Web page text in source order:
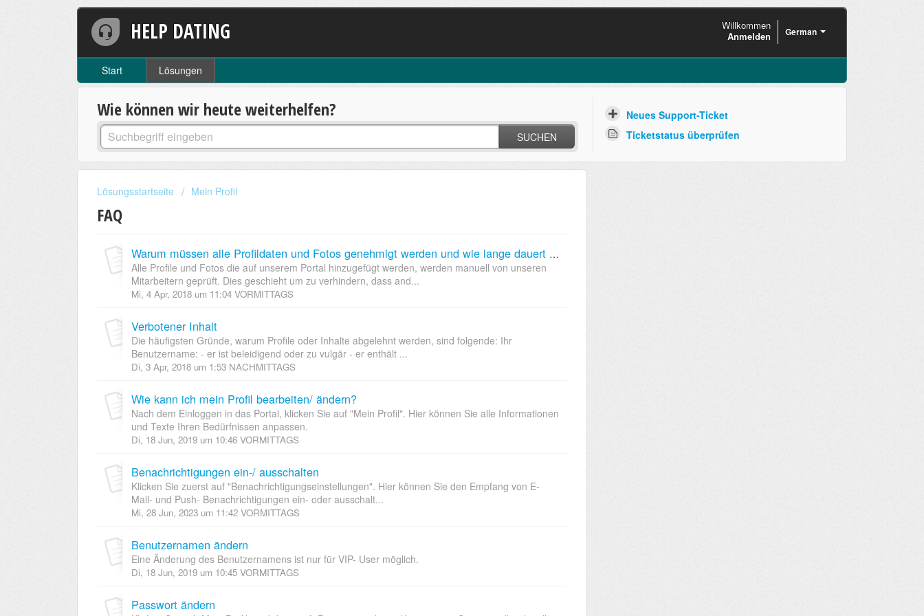
HELP DATING German
Willkommen
Anmelden
Start Lösungen
Wie können wir heute weiterhelfen?
SUCHEN
Neues Support-Ticket
Ticketstatus überprüfen
Lösungsstartseite Mein Profil
FAQ
Warum müssen alle Profildaten und Fotos genehmigt werden und wie lange dauert dies?
Alle Profile und Fotos die auf unserem Portal hinzugefügt werden, werden manuell von unseren
Mitarbeitern geprüft. Dies geschieht um zu verhindern, dass and...
Mi, 4 Apr, 2018 um 11:04 VORMITTAGS
Verbotener Inhalt
Die häufigsten Gründe, warum Profile oder Inhalte abgelehnt werden, sind folgende: Ihr
Benutzername: - er ist beleidigend oder zu vulgär - er enthält ...
Di, 3 Apr, 2018 um 1:53 NACHMITTAGS
Wie kann ich mein Profil bearbeiten/ ändern?
Nach dem Einloggen in das Portal, klicken Sie auf "Mein Profil". Hier können Sie alle Informationen
und Texte Ihren Bedürfnissen anpassen.
Di, 18 Jun, 2019 um 10:46 VORMITTAGS
Benachrichtigungen ein-/ ausschalten
Klicken Sie zuerst auf "Benachrichtigungseinstellungen". Hier können Sie den Empfang von E-
Mail- und Push- Benachrichtigungen ein- oder ausschalt...
Mi, 28 Jun, 2023 um 11:42 VORMITTAGS
Benutzernamen ändern
Eine Änderung des Benutzernamens ist nur für VIP- User möglich.
Di, 18 Jun, 2019 um 10:45 VORMITTAGS
Passwort ändern